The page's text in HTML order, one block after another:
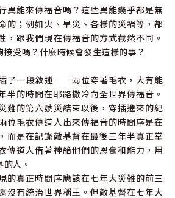
異能來傳福音嗎？這些異能幾乎都是無
的；例如火、旱災、各樣的災禍等，都
，跟我們現在傳福音的方式截然不同。
受嗎？什麼時候會發生這樣的事？
了一段敘述──兩位穿著毛衣，大有能
半的時間在耶路撒冷向全世界傳福音。
難的第六號災結束以後，穿插進來的紀
位毛衣傳道人出來傳福音的時間序是在
而是在記錄敵基督在最後三年半真正掌
傳道人借著神給他們的恩膏和能力，用
人。
的真正時間序應該在七年大災難的前三
沒有統治世界稱王。但敵基督在七年大